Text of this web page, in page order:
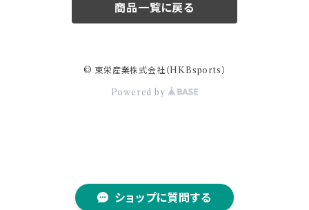
ショップに質問する
商品一覧に戻る
© 東栄産業株式会社（HKBsports）
Powered by